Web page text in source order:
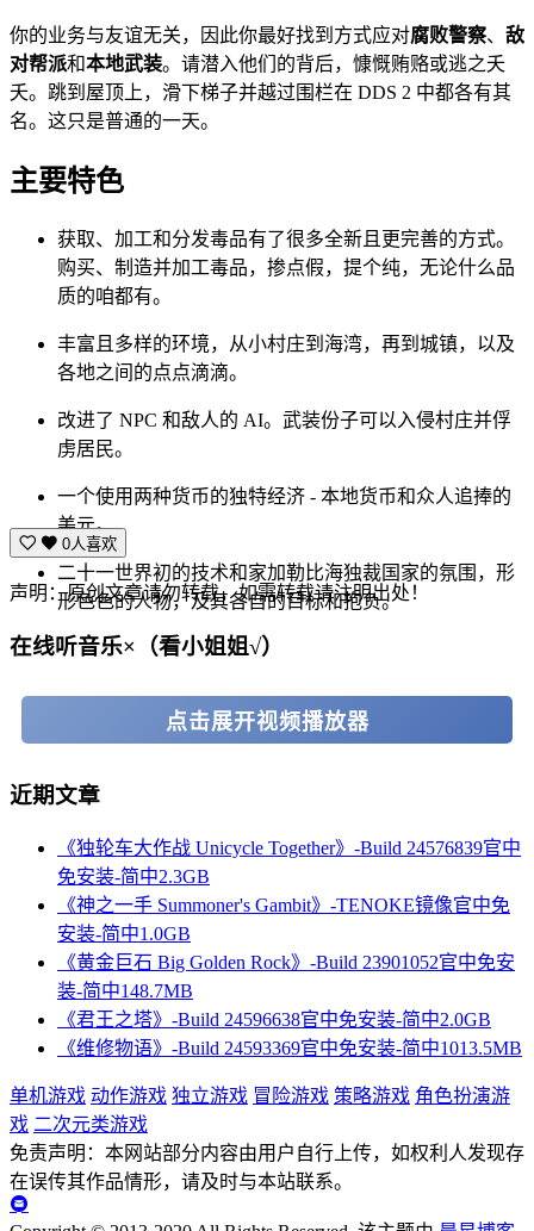
你的业务与友谊无关，因此你最好找到方式应对腐败警察、 敌
对帮派和本地武装。请潜入他们的背后，慷慨贿赂或逃之夭
夭。跳到屋顶上，滑下梯子并越过围栏在 DDS 2 中都各有其
名。这只是普通的一天。
主要特色
获取、加工和分发毒品有了很多全新且更完善的方式。
购买、制造并加工毒品，掺点假，提个纯，无论什么品
质的咱都有。
丰富且多样的环境，从小村庄到海湾，再到城镇，以及
各地之间的点点滴滴。
改进了 NPC 和敌人的 AI。武装份子可以入侵村庄并俘
虏居民。
一个使用两种货币的独特经济 - 本地货币和众人追捧的
美元。
二十一世界初的技术和家加勒比海独裁国家的氛围，形
形色色的人物，及其各自的目标和抱负。
0人喜欢
声明：原创文章请勿转载，如需转载请注明出处！
在线听音乐×（看小姐姐√）
点击展开视频播放器
近期文章
《独轮车大作战 Unicycle Together》-Build 24576839官中
免安装-简中2.3GB
《神之一手 Summoner's Gambit》-TENOKE镜像官中免
安装-简中1.0GB
《黄金巨石 Big Golden Rock》-Build 23901052官中免安
装-简中148.7MB
《君王之塔》-Build 24596638官中免安装-简中2.0GB
《维修物语》-Build 24593369官中免安装-简中1013.5MB
单机游戏 动作游戏 独立游戏 冒险游戏 策略游戏 角色扮演游
戏 二次元类游戏
免责声明：本网站部分内容由用户自行上传，如权利人发现存
在误传其作品情形，请及时与本站联系。